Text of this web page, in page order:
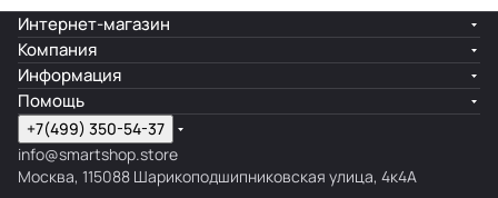
Интернет-магазин
Компания
Информация
Помощь
+7(499) 350-54-37
info@smartshop.store
Москва, 115088 Шарикоподшипниковская улица, 4к4А